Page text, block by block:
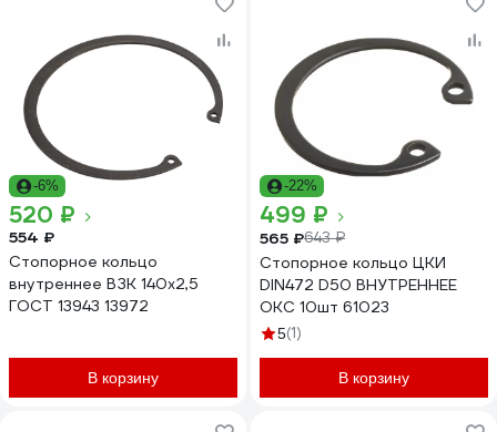
-6%
520 ₽
554 ₽
Стопорное кольцо
внутреннее ВЗК 140x2,5
ГОСТ 13943 13972
В корзину
-22%
499 ₽
565 ₽643 ₽
Стопорное кольцо ЦКИ
DIN472 D50 ВНУТРЕННЕЕ
ОКС 10шт 61023
5(1)
В корзину